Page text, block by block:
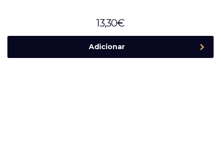
13,30€
Adicionar